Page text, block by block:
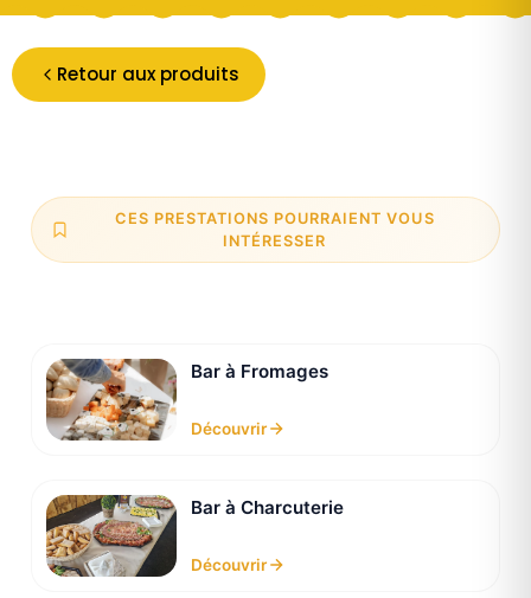
Retour aux produits
CES PRESTATIONS POURRAIENT VOUS
INTÉRESSER
Bar à Fromages
Découvrir
Bar à Charcuterie
Découvrir